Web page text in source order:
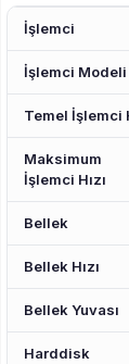
İşlemci
İşlemci Modeli
Temel İşlemci
Maksimum
İşlemci Hızı
Bellek
Bellek Hızı
Bellek Yuvası
Harddisk